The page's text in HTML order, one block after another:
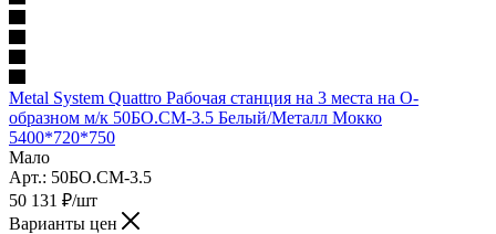
Metal System Quattro Рабочая станция на 3 места на О-
образном м/к 50БО.СМ-3.5 Белый/Металл Мокко
5400*720*750
Мало
Арт.: 50БО.СМ-3.5
50 131 ₽/шт
Варианты цен